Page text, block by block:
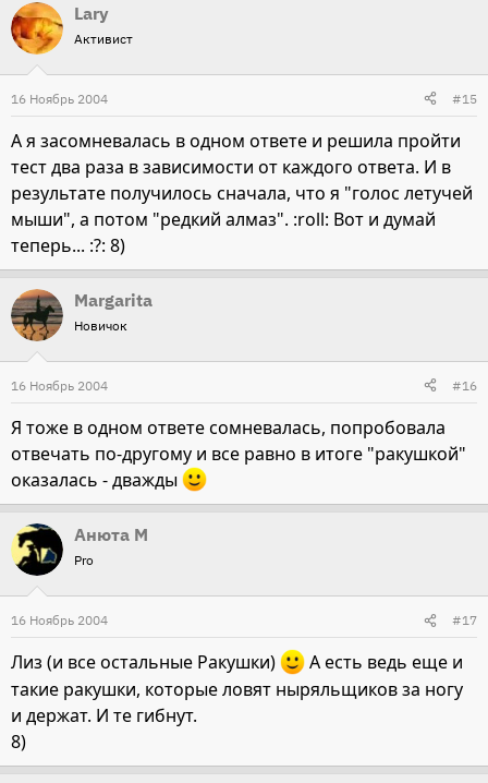
Lary
Активист
16 Ноябрь 2004 #15
А я засомневалась в одном ответе и решила пройти
тест два раза в зависимости от каждого ответа. И в
результате получилось сначала, что я "голос летучей
мыши", а потом "редкий алмаз". :roll: Вот и думай
теперь... :?: 8)
Margarita
Новичок
16 Ноябрь 2004 #16
Я тоже в одном ответе сомневалась, попробовала
отвечать по-другому и все равно в итоге "ракушкой"
оказалась - дважды
Анюта М
Pro
16 Ноябрь 2004 #17
Лиз (и все остальные Ракушки)
А есть ведь еще и
такие ракушки, которые ловят ныряльщиков за ногу
и держат. И те гибнут.
8)